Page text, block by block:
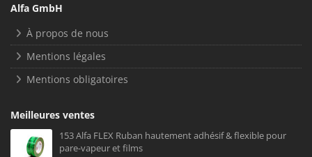
Alfa GmbH
À propos de nous
Mentions légales
Mentions obligatoires
Meilleures ventes
153 Alfa FLEX Ruban hautement adhésif & flexible pour
pare-vapeur et films